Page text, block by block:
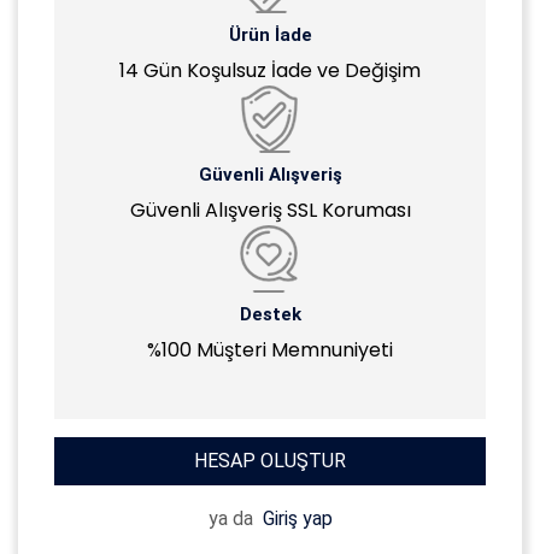
Ürün İade
14 Gün Koşulsuz İade ve Değişim
Güvenli Alışveriş
Güvenli Alışveriş SSL Koruması
Destek
%100 Müşteri Memnuniyeti
HESAP OLUŞTUR
ya da Giriş yap